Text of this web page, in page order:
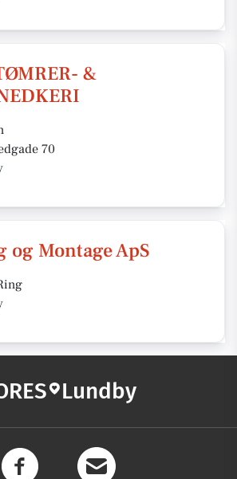
&
70
og Montage ApS
Lundby